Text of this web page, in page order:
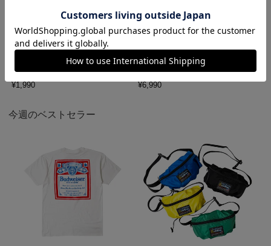
プロクラブ PRO CLUB ヘビーウ
ェイト コットン 半袖 クルーネッ
ク Tシャツ
¥1,990
ロサンゼルスアパレル LOS ANGE
LES APPAREL 18412GD 18/1 シ
ョートスリーブ ポロTシャツ
¥6,990
今週のベストセラー